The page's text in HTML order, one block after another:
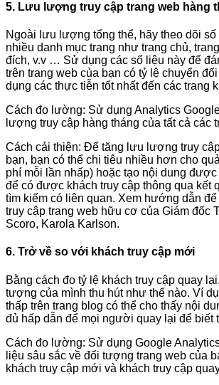
5. Lưu lượng truy cập trang web hàng
Ngoài lưu lượng tổng thể, hãy theo dõi
nhiều danh mục trang như trang chủ,
đích, v.v … Sử dụng các số liệu này để
trên trang web của bạn có tỷ lệ chuyển
dụng các thực tiễn tốt nhất đến các trang
Cách đo lường: Sử dụng Analytics
lượng truy cập hàng tháng của tất cả các
Cách cải thiện: Để tăng lưu lượng truy
bạn, bạn có thể chi tiêu nhiều hơn cho
phí mỗi lần nhấp) hoặc tạo nội dung
để có được khách truy cập thông qua kết
tìm kiếm có liên quan. Xem hướng dẫn
truy cập trang web hữu cơ của Giám đốc
Scoro, Karola Karlson.
6. Trở về so với khách truy cập mới
Bằng cách đo tỷ lệ khách truy cập quay
tượng của mình thu hút như thế nào. Ví
thấp trên trang blog có thể cho thấy nội
đủ hấp dẫn để mọi người quay lại để biết
Cách đo lường: Sử dụng Google
liệu sâu sắc về đối tượng trang web của
khách truy cập mới và khách truy cập